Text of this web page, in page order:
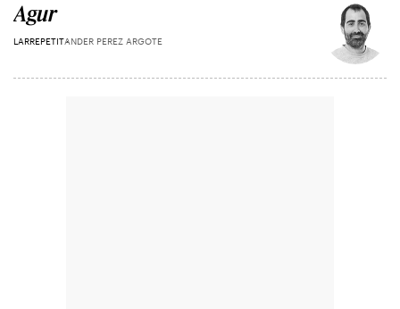
Agur
LARREPETITANDER PEREZ ARGOTE